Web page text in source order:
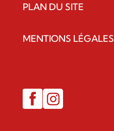
PLAN DU SITE
MENTIONS LÉGALES